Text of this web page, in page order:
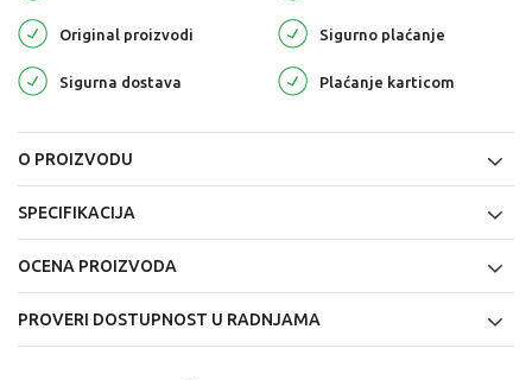
Original proizvodi Sigurno plaćanje
Sigurna dostava Plaćanje karticom
O PROIZVODU
SPECIFIKACIJA
OCENA PROIZVODA
PROVERI DOSTUPNOST U RADNJAMA